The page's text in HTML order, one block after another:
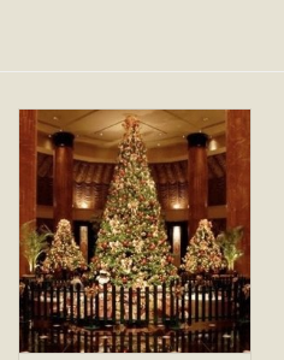
Kerstdecoratie huren
Portfolio
Offerte & werkwijze